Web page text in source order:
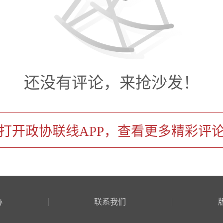
常务副主任王小明出席，
出版界召集人、学习文史委
文联副主席，上海评论家协
原党委书记、社长、总编辑
出版社党委书记、社长温泽
岩 摄
还没有评论，来抢沙发！
开政协联线APP，查看更多精彩评
联系我们